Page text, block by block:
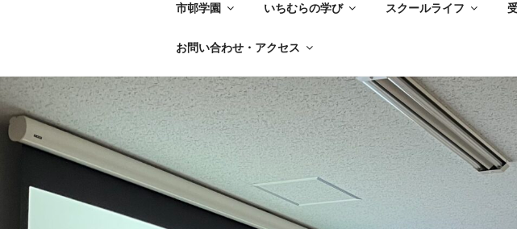
市邨学園 いちむらの学び スクールライフ
お問い合わせ・アクセス